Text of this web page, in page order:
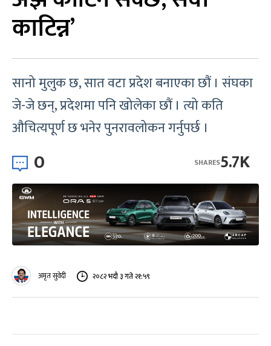
काटिन्न’
सानो मुलुक छ, सात वटा प्रदेश बनाएका छौं । संघका
जे-जे छन्, प्रदेशमा पनि खोलेका छौं । त्यो कति
औचित्यपूर्ण छ भनेर पुनरावलोकन गर्नुपर्छ ।
0 5.7K
SHARES
अमृत सुवेदी २०८२ भदौ ३ गते २१:५९